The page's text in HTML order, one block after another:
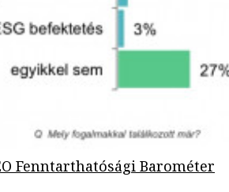
Fenntarthatósági Barométer